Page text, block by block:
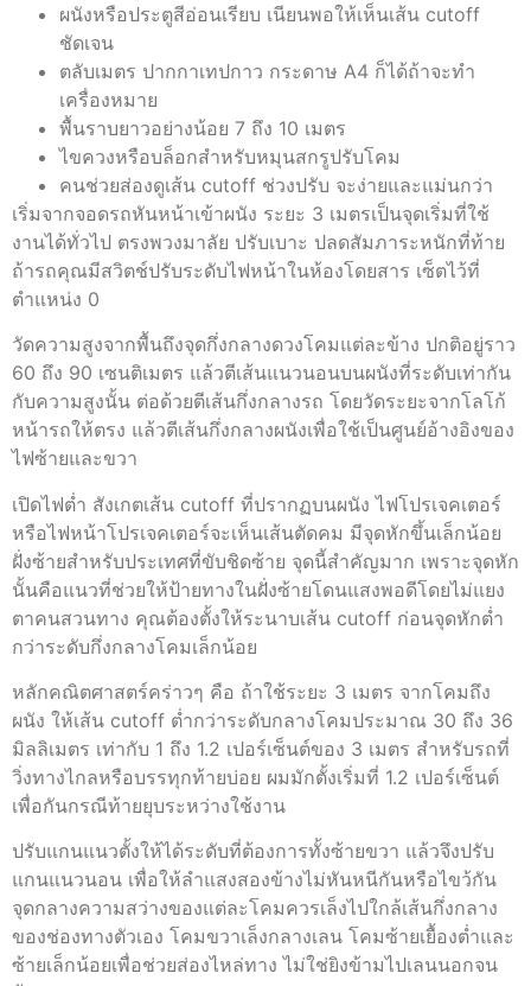
ผนังหรือประตูสีอ่อนเรียบ เนียนพอให้เห็นเส้น cutoff
ชัดเจน
ตลับเมตร ปากกาเทปกาว กระดาษ A4 ก็ได้ถ้าจะทำ
เครื่องหมาย
พื้นราบยาวอย่างน้อย 7 ถึง 10 เมตร
ไขควงหรือบล็อกสำหรับหมุนสกรูปรับโคม
คนช่วยส่องดูเส้น cutoff ช่วงปรับ จะง่ายและแม่นกว่า
เริ่มจากจอดรถหันหน้าเข้าผนัง ระยะ 3 เมตรเป็นจุดเริ่มที่ใช้
งานได้ทั่วไป ตรงพวงมาลัย ปรับเบาะ ปลดสัมภาระหนักที่ท้าย
ถ้ารถคุณมีสวิตช์ปรับระดับไฟหน้าในห้องโดยสาร เซ็ตไว้ที่
ตำแหน่ง 0
วัดความสูงจากพื้นถึงจุดกึ่งกลางดวงโคมแต่ละข้าง ปกติอยู่ราว
60 ถึง 90 เซนติเมตร แล้วตีเส้นแนวนอนบนผนังที่ระดับเท่ากัน
กับความสูงนั้น ต่อด้วยตีเส้นกึ่งกลางรถ โดยวัดระยะจากโลโก้
หน้ารถให้ตรง แล้วตีเส้นกึ่งกลางผนังเพื่อใช้เป็นศูนย์อ้างอิงของ
ไฟซ้ายและขวา
เปิดไฟต่ำ สังเกตเส้น cutoff ที่ปรากฏบนผนัง ไฟโปรเจคเตอร์
หรือไฟหน้าโปรเจคเตอร์จะเห็นเส้นตัดคม มีจุดหักขึ้นเล็กน้อย
ฝั่งซ้ายสำหรับประเทศที่ขับชิดซ้าย จุดนี้สำคัญมาก เพราะจุดหัก
นั้นคือแนวที่ช่วยให้ป้ายทางในฝั่งซ้ายโดนแสงพอดีโดยไม่แยง
ตาคนสวนทาง คุณต้องตั้งให้ระนาบเส้น cutoff ก่อนจุดหักต่ำ
กว่าระดับกึ่งกลางโคมเล็กน้อย
หลักคณิตศาสตร์คร่าวๆ คือ ถ้าใช้ระยะ 3 เมตร จากโคมถึง
ผนัง ให้เส้น cutoff ต่ำกว่าระดับกลางโคมประมาณ 30 ถึง 36
มิลลิเมตร เท่ากับ 1 ถึง 1.2 เปอร์เซ็นต์ของ 3 เมตร สำหรับรถที่
วิ่งทางไกลหรือบรรทุกท้ายบ่อย ผมมักตั้งเริ่มที่ 1.2 เปอร์เซ็นต์
เพื่อกันกรณีท้ายยุบระหว่างใช้งาน
ปรับแกนแนวตั้งให้ได้ระดับที่ต้องการทั้งซ้ายขวา แล้วจึงปรับ
แกนแนวนอน เพื่อให้ลำแสงสองข้างไม่หันหนีกันหรือไขว้กัน
จุดกลางความสว่างของแต่ละโคมควรเล็งไปใกล้เส้นกึ่งกลาง
ของช่องทางตัวเอง โคมขวาเล็งกลางเลน โคมซ้ายเยื้องต่ำและ
ซ้ายเล็กน้อยเพื่อช่วยส่องไหล่ทาง ไม่ใช่ยิงข้ามไปเลนนอกจน